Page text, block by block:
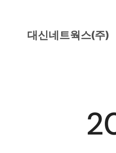
대신네트웍스(주)